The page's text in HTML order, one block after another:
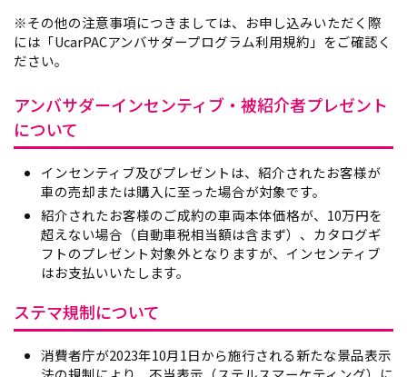
※その他の注意事項につきましては、お申し込みいただく際
には「UcarPACアンバサダープログラム利用規約」をご確認く
ださい。
アンバサダーインセンティブ・被紹介者プレゼント
について
インセンティブ及びプレゼントは、紹介されたお客様が
車の売却または購入に至った場合が対象です。
紹介されたお客様のご成約の車両本体価格が、10万円を
超えない場合（自動車税相当額は含まず）、カタログギ
フトのプレゼント対象外となりますが、インセンティブ
はお支払いいたします。
ステマ規制について
消費者庁が2023年10月1日から施行される新たな景品表示